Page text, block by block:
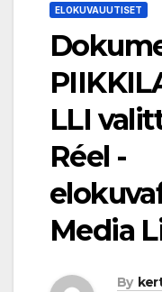
ELOKUVAUUTISET
LLI
Réel -
Media
By